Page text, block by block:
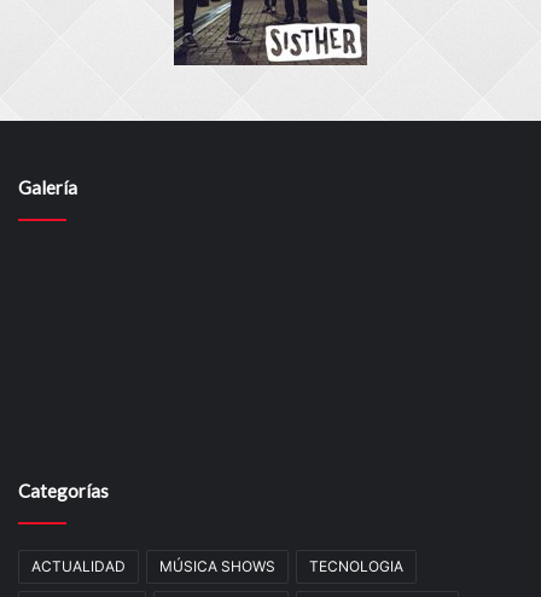
Galería
Categorías
ACTUALIDAD MÚSICA SHOWS TECNOLOGIA